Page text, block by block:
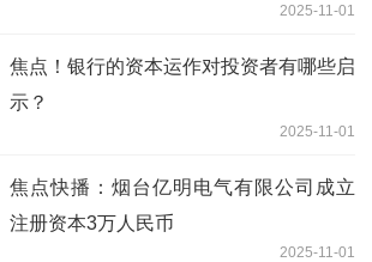
2025-11-01
焦点！银行的资本运作对投资者有哪些启
示？
2025-11-01
焦点快播：烟台亿明电气有限公司成立
注册资本3万人民币
2025-11-01